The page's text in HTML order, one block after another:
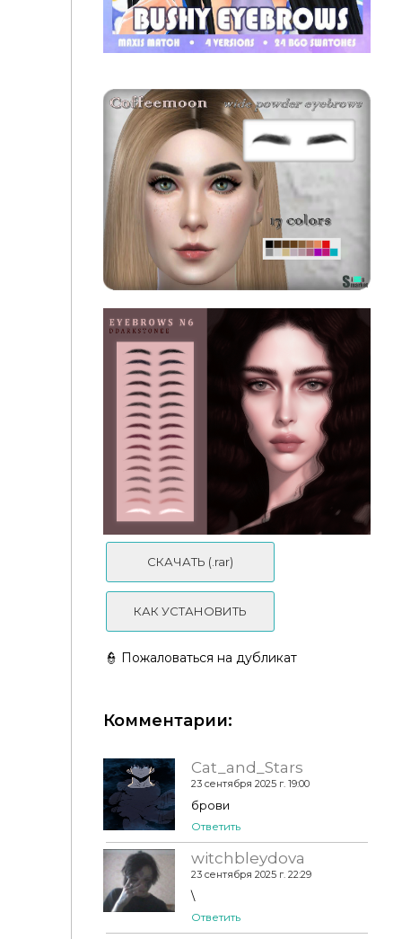
Брови "Bushy eyebrows" для Симс 4
Брови "Bushy eyebrows"
Wide powder eyebrows
СКАЧАТЬ (.rar)
КАК УСТАНОВИТЬ
👮 Пожаловаться на дубликат
Комментарии:
Cat_and_Stars
23 сентября 2025 г. 19:00
брови
Ответить
witchbleydova
23 сентября 2025 г. 22:29
\
Ответить